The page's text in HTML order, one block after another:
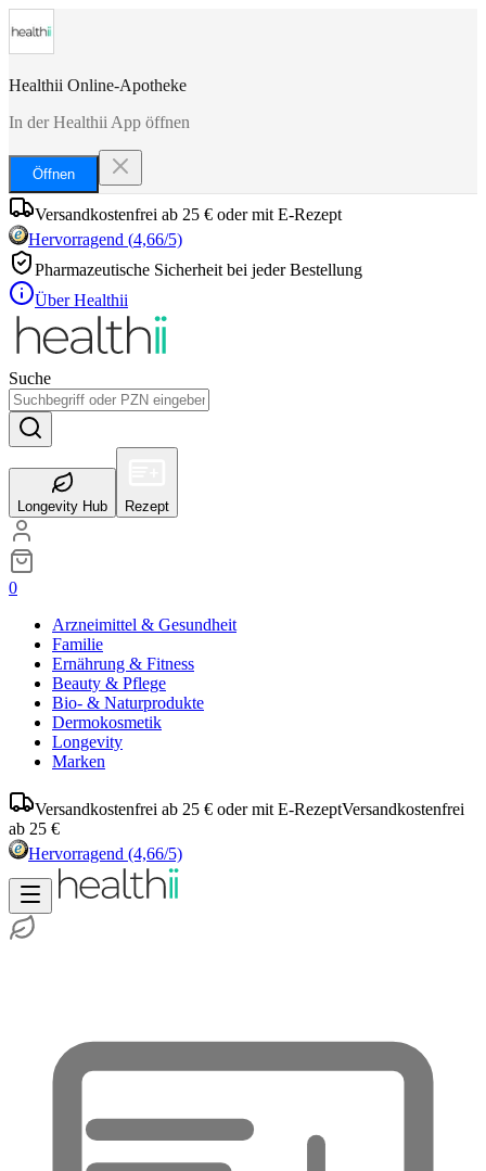
Healthii Online-Apotheke
In der Healthii App öffnen
Öffnen
Versandkostenfrei ab 25 € oder mit E-Rezept
Hervorragend (4,66/5)
Pharmazeutische Sicherheit bei jeder Bestellung
Über Healthii
Suche
Longevity Hub Rezept
0
Arzneimittel & Gesundheit
Familie
Ernährung & Fitness
Beauty & Pflege
Bio- & Naturprodukte
Dermokosmetik
Longevity
Marken
Versandkostenfrei ab 25 € oder mit E-RezeptVersandkostenfrei
ab 25 €
Hervorragend (4,66/5)